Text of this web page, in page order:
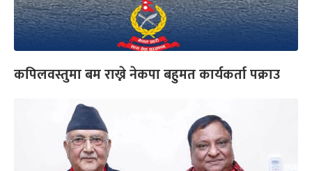
कपिलवस्तुमा बम राख्ने नेकपा बहुमत कार्यकर्ता पक्राउ